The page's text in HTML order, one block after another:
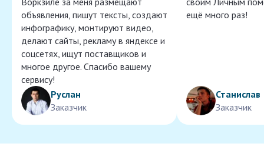
объявления, пишут тексты, создают
инфографику, монтируют видео,
делают сайты, рекламу в яндексе и
соцсетях, ищут поставщиков и
многое другое. Спасибо вашему
сервису!
Руслан
Заказчик
ещё много раз!
Станислав
Заказчик